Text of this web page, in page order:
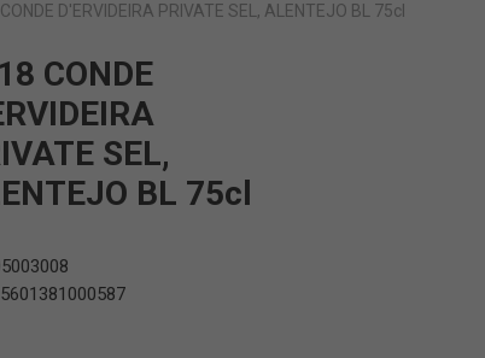
D'ERVIDEIRA PRIVATE SEL, ALENTEJO BL 75cl
CONDE
SEL,
BL 75cl
5601381000587